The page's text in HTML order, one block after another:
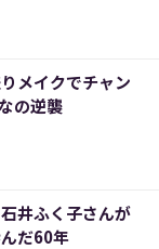
メイクでチャン
の逆襲
井ふく子さんが
だ60年